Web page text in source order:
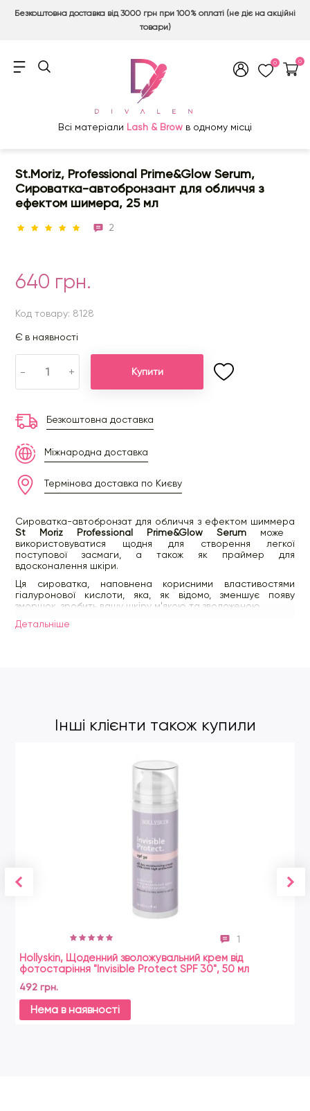
Безкоштовна доставка від 3000 грн при 100% оплаті (не діє на акційні
товари)
0 0
Всі матеріали Lash & Brow в одному місці
St.Moriz, Professional Prime&Glow Serum,
Сироватка-автобронзант для обличчя з
ефектом шимера, 25 мл
2
640 грн.
Код товару: 8128
Є в наявності
- + Купити
Безкоштовна доставка
Міжнародна доставка
Термінова доставка по Києву
Сироватка-автобронзат для обличчя з ефектом шиммера
St Moriz Professional Prime&Glow Serum може
використовуватися щодня для створення легкої
поступової засмаги, а також як праймер для
вдосконалення шкіри.
Ця сироватка, наповнена корисними властивостями
гіалуронової кислоти, яка, як відомо, зменшує появу
зморшок, зробить вашу шкіру м'якою та зволоженою.
Детальнiше
Інші клієнти також купили
1
Hollyskin, Щоденний зволожувальний крем від
фотостаріння "Invisible Protect SPF 30", 50 мл
492 грн.
Нема в наявності